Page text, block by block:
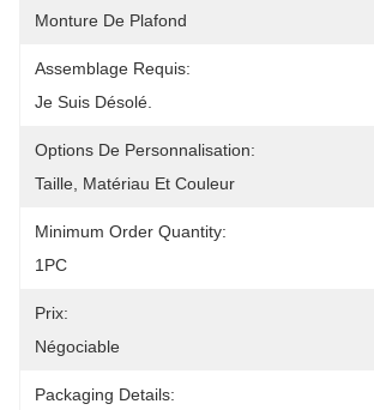
Monture De Plafond
Assemblage Requis:
Je Suis Désolé.
Options De Personnalisation:
Taille, Matériau Et Couleur
Minimum Order Quantity:
1PC
Prix:
Négociable
Packaging Details: